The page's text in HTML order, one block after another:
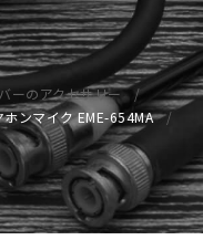
ーのアクセサリー
ンマイク EME-654MA